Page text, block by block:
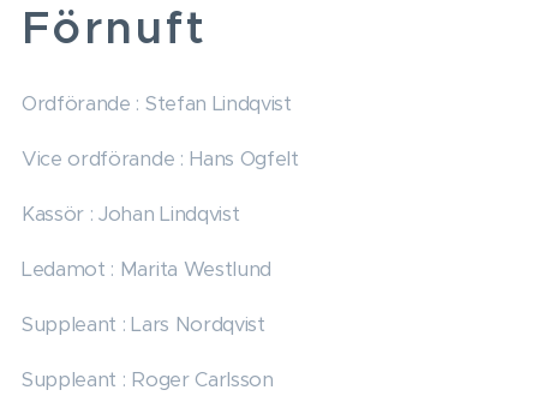
Förnuft
Ordförande : Stefan Lindqvist
Vice ordförande : Hans Ogfelt
Kassör : Johan Lindqvist
Ledamot : Marita Westlund
Suppleant : Lars Nordqvist
Suppleant : Roger Carlsson